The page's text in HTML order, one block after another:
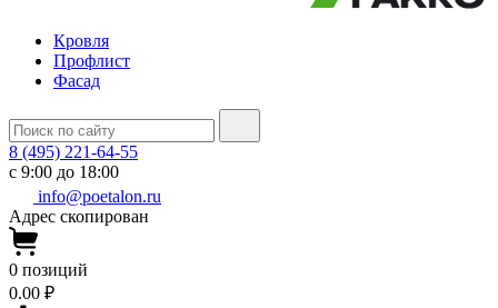
Кровля
Профлист
Фасад
8 (495) 221-64-55
с 9:00 до 18:00
info@poetalon.ru
Адрес скопирован
0 позиций
0.00 ₽